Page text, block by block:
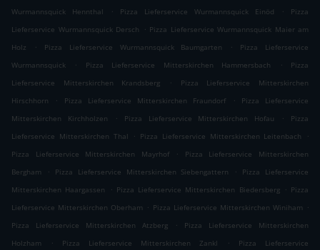
Wurmannsquick Hennthal
. Pizza Lieferservice Wurmannsquick Einöd .
Pizza
Lieferservice Wurmannsquick Dersch
. Pizza Lieferservice Wurmannsquick Maier am
Holz
. Pizza Lieferservice Wurmannsquick Baumgarten .
Pizza Lieferservice
Wurmannsquick
. Pizza Lieferservice Mitterskirchen Hammersbach .
Pizza
Lieferservice Mitterskirchen Krandsberg
.
Pizza Lieferservice Mitterskirchen
Hirschhorn
. Pizza Lieferservice Mitterskirchen Fraundorf .
Pizza Lieferservice
Mitterskirchen Kirchholzen
. Pizza Lieferservice Mitterskirchen Hofau .
Pizza
Lieferservice Mitterskirchen Thal
. Pizza Lieferservice Mitterskirchen Leitenbach
.
Pizza Lieferservice Mitterskirchen Mayrhof
.
Pizza Lieferservice Mitterskirchen
Bergham
. Pizza Lieferservice Mitterskirchen Siebengattern .
Pizza Lieferservice
Mitterskirchen Haargassen
. Pizza Lieferservice Mitterskirchen Biedersberg . Pizza
Lieferservice Mitterskirchen Oberham . Pizza Lieferservice Mitterskirchen Winiham .
Pizza Lieferservice Mitterskirchen Atzberg
.
Pizza Lieferservice Mitterskirchen
Holzham
. Pizza Lieferservice Mitterskirchen Zankl .
Pizza Lieferservice